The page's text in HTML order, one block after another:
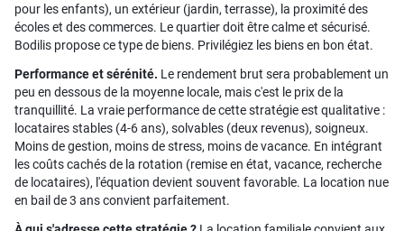
pour les enfants), un extérieur (jardin, terrasse), la proximité des
écoles et des commerces. Le quartier doit être calme et sécurisé.
Bodilis propose ce type de biens. Privilégiez les biens en bon état.
Performance et sérénité. Le rendement brut sera probablement un
peu en dessous de la moyenne locale, mais c'est le prix de la
tranquillité. La vraie performance de cette stratégie est qualitative :
locataires stables (4-6 ans), solvables (deux revenus), soigneux.
Moins de gestion, moins de stress, moins de vacance. En intégrant
les coûts cachés de la rotation (remise en état, vacance, recherche
de locataires), l'équation devient souvent favorable. La location nue
en bail de 3 ans convient parfaitement.